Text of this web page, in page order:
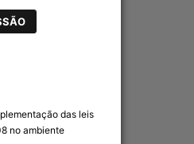
das leis
no ambiente